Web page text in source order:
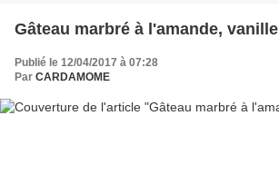
Gâteau marbré à l'amande,
Publié le 12/04/2017 à 07:28
Par CARDAMOME